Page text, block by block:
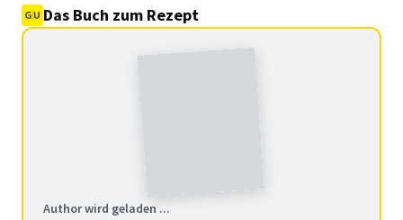
Das Buch zum Rezept
Author wird geladen ...